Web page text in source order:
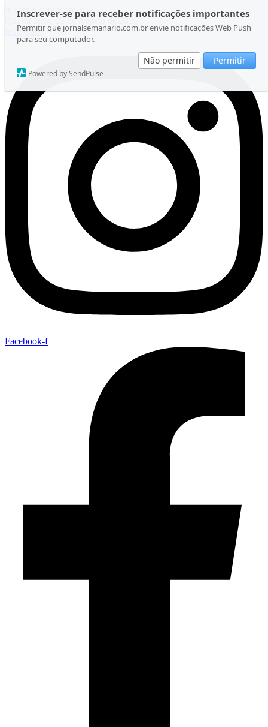
Inscrever-se para receber notificações importantes
Permitir que jornalsemanario.com.br envie notificações Web Push
para seu computador.
Não permitir Permitir
Powered by SendPulse
Ir para o conteúdo
Quarta-feira, 05 de Agosto de 2026
Instagram
Facebook-f